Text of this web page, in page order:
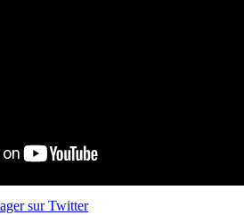
sur Twitter